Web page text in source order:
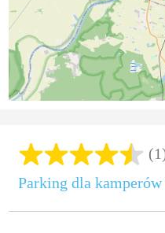
Parking dla kamperów